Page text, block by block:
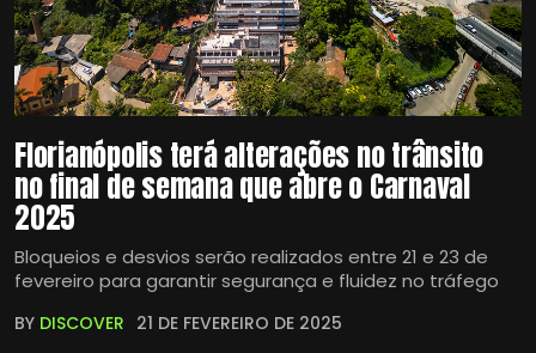
Florianópolis terá alterações no trânsito
no final de semana que abre o Carnaval
2025
Bloqueios e desvios serão realizados entre 21 e 23 de
fevereiro para garantir segurança e fluidez no tráfego
BY DISCOVER 21 DE FEVEREIRO DE 2025